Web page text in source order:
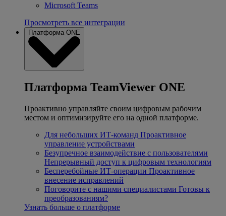
Microsoft Teams
Просмотреть все интеграции
Платформа ONE
Платформа TeamViewer ONE
Проактивно управляйте своим цифровым рабочим
местом и оптимизируйте его на одной платформе.
Для небольших ИТ-команд Проактивное
управление устройствами
Безупречное взаимодействие с пользователями
Непрерывный доступ к цифровым технологиям
Бесперебойные ИТ-операции Проактивное
внесение исправлений
Поговорите с нашими специалистами Готовы к
преобразованиям?
Узнать больше о платформе